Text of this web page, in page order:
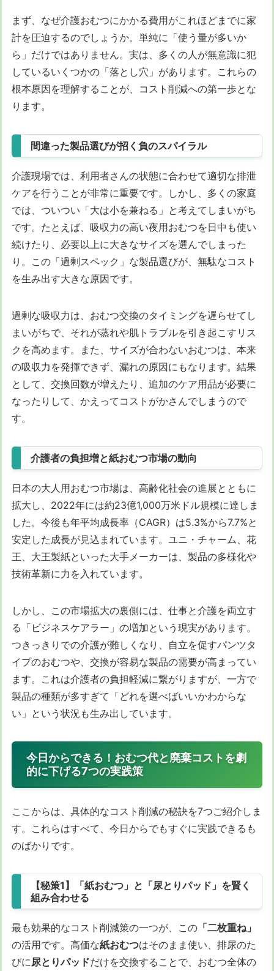
まず、なぜ介護おむつにかかる費用がこれほどまでに家
計を圧迫するのでしょうか。単純に「使う量が多いか
ら」だけではありません。実は、多くの人が無意識に犯
しているいくつかの「落とし穴」があります。これらの
根本原因を理解することが、コスト削減への第一歩とな
ります。
間違った製品選びが招く負のスパイラル
介護現場では、利用者さんの状態に合わせて適切な排泄
ケアを行うことが非常に重要です。しかし、多くの家庭
では、ついつい「大は小を兼ねる」と考えてしまいがち
です。たとえば、吸収力の高い夜用おむつを日中も使い
続けたり、必要以上に大きなサイズを選んでしまった
り。この「過剰スペック」な製品選びが、無駄なコスト
を生み出す大きな原因です。
過剰な吸収力は、おむつ交換のタイミングを遅らせてし
まいがちで、それが蒸れや肌トラブルを引き起こすリス
クを高めます。また、サイズが合わないおむつは、本来
の吸収力を発揮できず、漏れの原因にもなります。結果
として、交換回数が増えたり、追加のケア用品が必要に
なったりして、かえってコストがかさんでしまうので
す。
介護者の負担増と紙おむつ市場の動向
日本の大人用おむつ市場は、高齢化社会の進展とともに
拡大し、2022年には約23億1,000万米ドル規模に達しま
した。今後も年平均成長率（CAGR）は5.3%から7.7%と
安定した成長が見込まれています。ユニ・チャーム、花
王、大王製紙といった大手メーカーは、製品の多様化や
技術革新に力を入れています。
しかし、この市場拡大の裏側には、仕事と介護を両立す
る「ビジネスケアラー」の増加という現実があります。
つきっきりでの介護が難しくなり、自立を促すパンツタ
イプのおむつや、交換が容易な製品の需要が高まってい
ます。これは介護者の負担軽減に繋がりますが、一方で
製品の種類が多すぎて「どれを選べばいいかわからな
い」という状況も生み出しています。
今日からできる！おむつ代と廃棄コストを劇
的に下げる7つの実践策
ここからは、具体的なコスト削減の秘訣を7つご紹介しま
す。これらはすべて、今日からでもすぐに実践できるも
のばかりです。
【秘策1】「紙おむつ」と「尿とりパッド」を賢く
組み合わせる
最も効果的なコスト削減策の一つが、この 「二枚重ね」
の活用です。高価な紙おむつはそのまま使い、排尿のた
びに 尿とりパッドだけを交換することで、おむつ全体の